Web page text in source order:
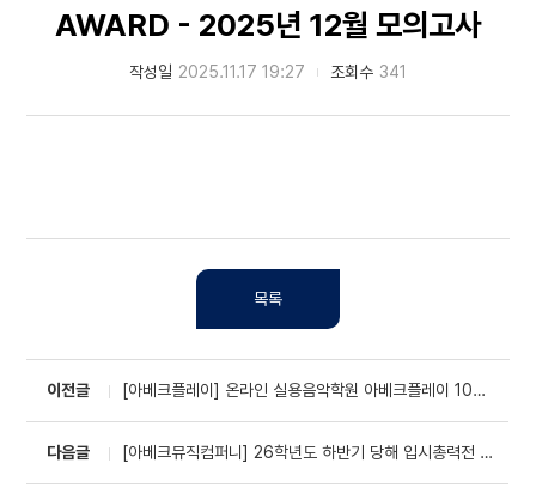
AWARD - 2025년 12월 모의고사
작성일 2025.11.17 19:27 조회수 341
목록
이전글 [아베크플레이] 온라인 실용음악학원 아베크플레이 10기 추가 모집!
다음글 [아베크뮤직컴퍼니] 26학년도 하반기 당해 입시총력전 수험표 양식